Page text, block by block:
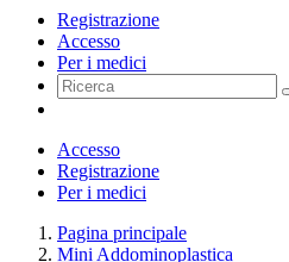
Registrazione
Accesso
Per i medici
Accesso
Registrazione
Per i medici
Pagina principale
Mini Addominoplastica